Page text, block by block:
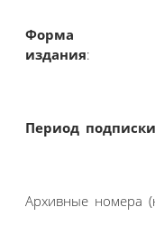
Форма
издания:
Период подписки
Архивные номера